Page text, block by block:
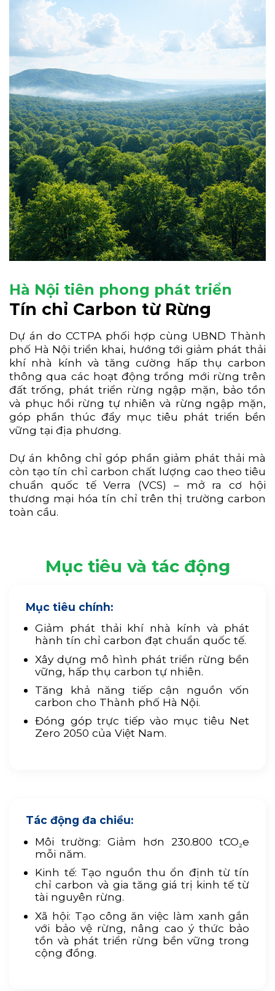
Hà Nội tiên phong phát triển
Tín chỉ Carbon từ Rừng
Dự án do CCTPA phối hợp cùng UBND Thành
phố Hà Nội triển khai, hướng tới giảm phát thải
khí nhà kính và tăng cường hấp thụ carbon
thông qua các hoạt động trồng mới rừng trên
đất trống, phát triển rừng ngập mặn, bảo tồn
và phục hồi rừng tự nhiên và rừng ngập mặn,
góp phần thúc đẩy mục tiêu phát triển bền
vững tại địa phương.
Dự án không chỉ góp phần giảm phát thải mà
còn tạo tín chỉ carbon chất lượng cao theo tiêu
chuẩn quốc tế Verra (VCS) – mở ra cơ hội
thương mại hóa tín chỉ trên thị trường carbon
toàn cầu.
Mục tiêu và tác động
Mục tiêu chính:
Giảm phát thải khí nhà kính và phát
hành tín chỉ carbon đạt chuẩn quốc tế.
Xây dựng mô hình phát triển rừng bền
vững, hấp thụ carbon tự nhiên.
Tăng khả năng tiếp cận nguồn vốn
carbon cho Thành phố Hà Nội.
Đóng góp trực tiếp vào mục tiêu Net
Zero 2050 của Việt Nam.
Tác động đa chiều:
Môi trường: Giảm hơn 230.800 tCO₂e
mỗi năm.
Kinh tế: Tạo nguồn thu ổn định từ tín
chỉ carbon và gia tăng giá trị kinh tế từ
tài nguyên rừng.
Xã hội: Tạo công ăn việc làm xanh gắn
với bảo vệ rừng, nâng cao ý thức bảo
tồn và phát triển rừng bền vững trong
cộng đồng.